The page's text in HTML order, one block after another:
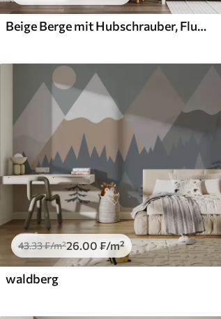
Beige Berge mit Hubschrauber, Flugzeug und Tieren
43.33₣/m²26.00 ₣/m²
waldberg